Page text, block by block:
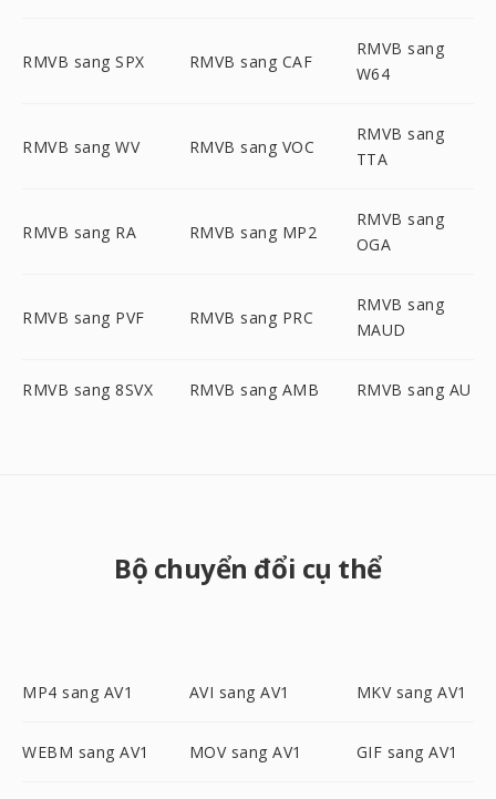
RMVB sang SPX RMVB sang CAF
RMVB sang
W64
RMVB sang WV RMVB sang VOC
RMVB sang
TTA
RMVB sang RA RMVB sang MP2
RMVB sang
OGA
RMVB sang PVF RMVB sang PRC
RMVB sang
MAUD
RMVB sang 8SVX RMVB sang AMB RMVB sang AU
Bộ chuyển đổi cụ thể
MP4 sang AV1 AVI sang AV1 MKV sang AV1
WEBM sang AV1 MOV sang AV1 GIF sang AV1